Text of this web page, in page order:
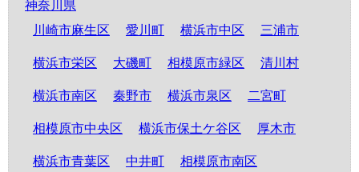
神奈川県
川崎市麻生区
愛川町 横浜市中区 三浦市
横浜市栄区 大磯町 相模原市緑区 清川村
横浜市南区 秦野市 横浜市泉区 二宮町
相模原市中央区 横浜市保土ケ谷区 厚木市
横浜市青葉区 中井町 相模原市南区